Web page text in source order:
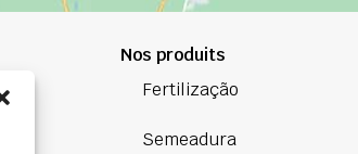
Nos produits
Fertilização
Semeadura